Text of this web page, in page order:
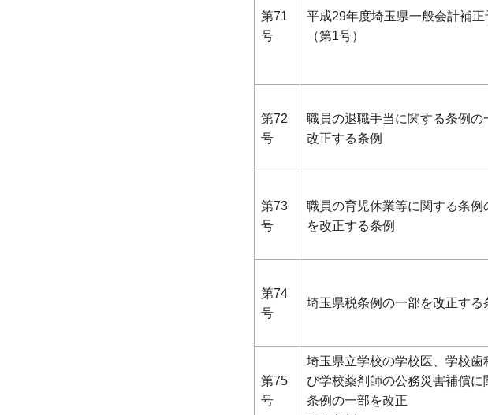
第71
号
平成29年度埼玉県一般会計補正
（第1号）
第72
号
職員の退職手当に関する条例の
改正する条例
第73
号
職員の育児休業等に関する条例
を改正する条例
第74
号
埼玉県税条例の一部を改正する
第75
号
埼玉県立学校の学校医、学校歯
び学校薬剤師の公務災害補償に
条例の一部を改正